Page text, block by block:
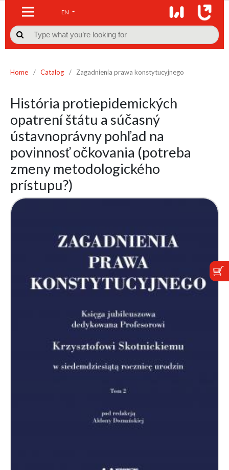
EN

Home / Catalog / Zagadnienia prawa konstytucyjnego
História protiepidemických
opatrení štátu a súčasný
ústavnoprávny pohľad na
povinnosť očkovania (potreba
zmeny metodologického
prístupu?)